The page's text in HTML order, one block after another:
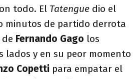
todo. El Tatengue dio el
minutos de partido derrota
de Fernando Gago los
lados y en su peor momento
Copetti para empatar el